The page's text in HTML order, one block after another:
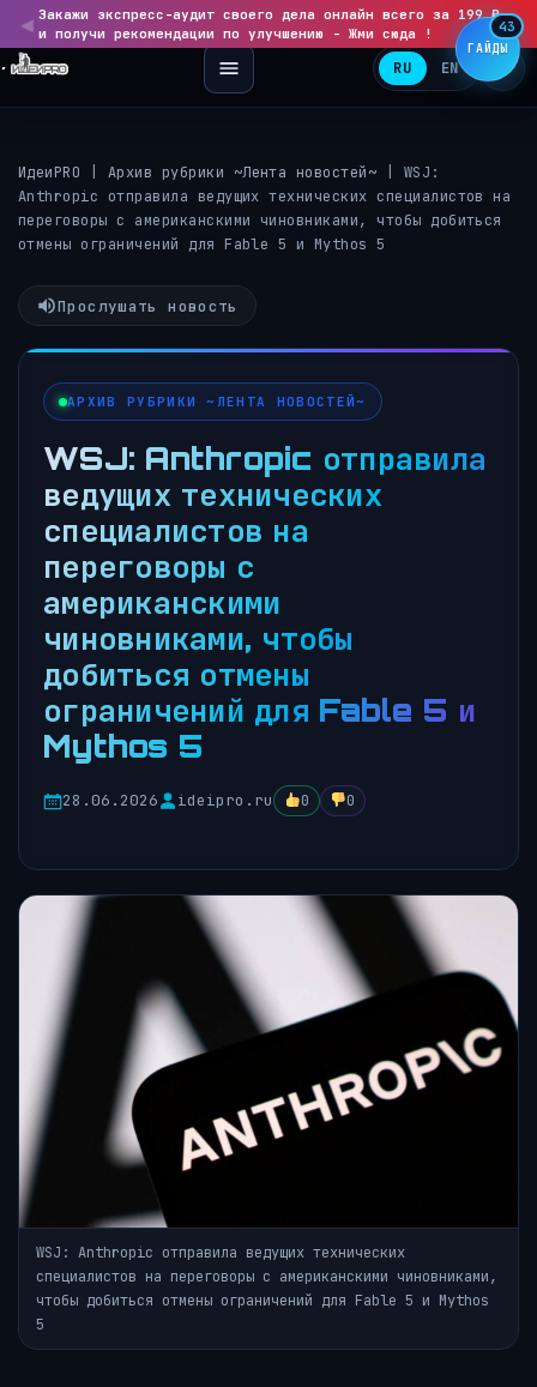
◀
Закажи экспресс-аудит своего дела онлайн всего за 199 ₽
и получи рекомендации по улучшению - Жми сюда !
▶
RU EN
ИдеиPRO Архив рубрики ~Лента новостей~
WSJ:
Anthropic отправила ведущих технических специалистов на
переговоры с американскими чиновниками, чтобы добиться
отмены ограничений для Fable 5 и Mythos 5
Прослушать новость
АРХИВ РУБРИКИ ~ЛЕНТА НОВОСТЕЙ~
WSJ: Anthropic отправила
ведущих технических
специалистов на
переговоры с
американскими
чиновниками, чтобы
добиться отмены
ограничений для Fable 5 и
Mythos 5
28.06.2026 ideipro.ru 0 0
WSJ: Anthropic отправила ведущих технических
специалистов на переговоры с американскими чиновниками,
чтобы добиться отмены ограничений для Fable 5 и Mythos
5
ГАЙДЫ
43